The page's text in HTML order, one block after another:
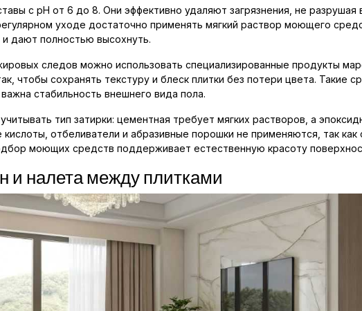
с pH от 6 до 8. Они эффективно удаляют загрязнения, не разрушая
уходе достаточно применять мягкий раствор моющего
дают полностью высохнуть.
следов можно использовать специализированные продукты
чтобы сохранять текстуру и блеск плитки без потери цвета. Такие
стабильность внешнего вида пола.
тип затирки: цементная требует мягких растворов, а
отбеливатели и абразивные порошки не применяются, так
моющих средств поддерживает естественную красоту
и налета между плитками